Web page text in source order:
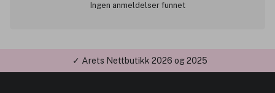
Ingen anmeldelser funnet
✓ Minimumsbeløp 299,-